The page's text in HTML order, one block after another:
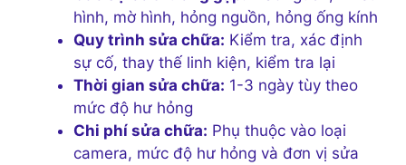
hình, mờ hình, hỏng nguồn, hỏng ống kính
Quy trình sửa chữa: Kiểm tra, xác định
sự cố, thay thế linh kiện, kiểm tra lại
Thời gian sửa chữa: 1-3 ngày tùy theo
mức độ hư hỏng
Chi phí sửa chữa: Phụ thuộc vào loại
camera, mức độ hư hỏng và đơn vị sửa